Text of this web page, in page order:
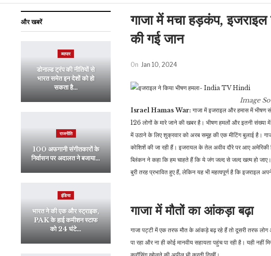
गाजा में मचा हड़कंप,
की गई जान
On Jan 10, 2024
Image
Israel Hamas War: गाजा में इजराइल और हमास में भीषण
126 लोगों के मारे जाने की खबर है। भीषण हमलों और इतनी संख्या
में उठाने के लिए शुक्रवार को अरब समूह की एक मीटिंग बुलाई है।
कोशिशें की जा रही हैं। इजरायल के तेल अवीव दौरे पर आए अमेरिकी
ब्लिंकन ने कहा कि हम चाहते हैं कि ये जंग जल्द से जल्द खत्म हो
बुरी तरह प्रभावित हुए हैं, लेकिन यह भी महत्वपूर्ण है कि इजराइल
गाजा में मौतों का आंकड़ा बढ़ा
गाजा पट्टी में एक तरफ मौत के आंकड़े बढ़ रहे हैं तो दूसरी तरफ लोग
पा रहा और ना ही कोई मानवीय सहायता पहुंच पा रही है। यही
और खबरें
व्यापार
डोनाल्ड ट्रंप की नीतियों से
भारत समेत इन देशों को हो
सकता है…
राजनीति
100 अफगानी संगीतकारों के
निर्वासन पर अदालत ने बजाया…
इंडिया
भारत ने की एक और स्ट्राइक,
PAK के हाई कमीशन स्टाफ
को 24 घंटे…